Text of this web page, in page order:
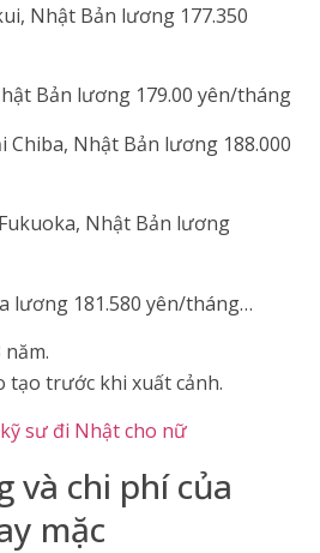
Nhật Bản lương 177.350
Bản lương 179.00 yên/tháng
Chiba, Nhật Bản lương 188.000
Nhật Bản lương
lương 181.580 yên/tháng…
tạo trước khi xuất cảnh.
sư đi Nhật cho nữ
và chi phí của
mặc